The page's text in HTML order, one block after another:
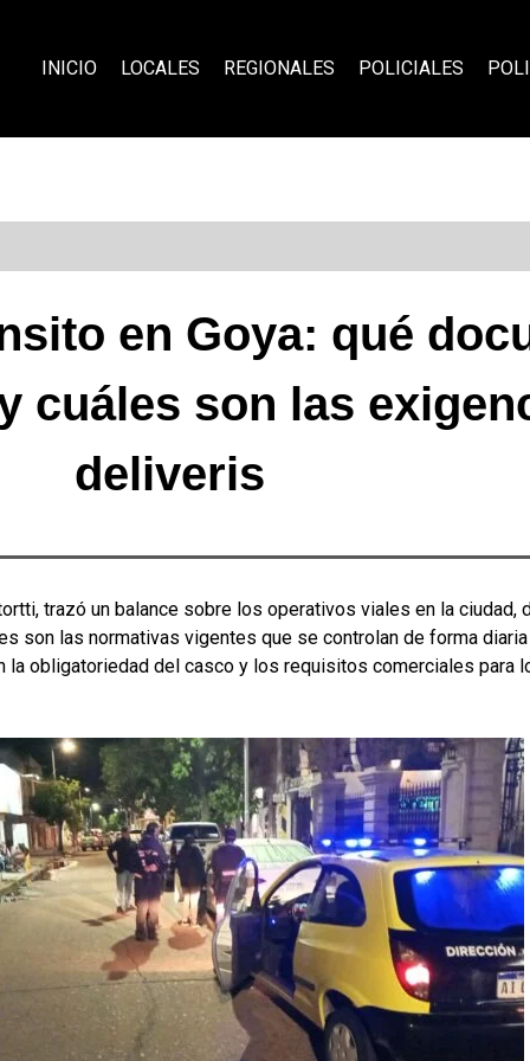
INICIO LOCALES REGIONALES POLICIALES
en Goya: qué
cuáles son las
deliveris
trazó un balance sobre los operativos viales en la ciudad,
son las normativas vigentes que se controlan de forma
la obligatoriedad del casco y los requisitos comerciales para